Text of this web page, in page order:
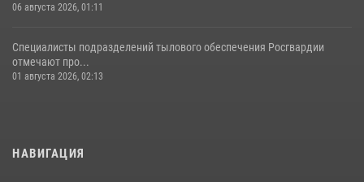
06 августа 2026, 01:11
Специалисты подразделений тылового обеспечения Росгвардии
отмечают про...
01 августа 2026, 02:13
НАВИГАЦИЯ